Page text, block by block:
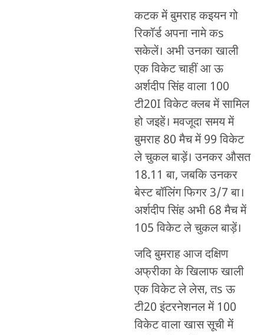
कटक में बुमराह कइयन गो
रिकॉर्ड अपना नामे कs
सकेलें। अभी उनका खाली
एक विकेट चाहीं आ ऊ
अर्शदीप सिंह वाला 100
टी20I विकेट क्लब में सामिल
हो जइहें। मवजूदा समय में
बुमराह 80 मैच में 99 विकेट
ले चुकल बाड़ें। उनकर औसत
18.11 बा, जबकि उनकर
बेस्ट बॉलिंग फिगर 3/7 बा।
अर्शदीप सिंह अभी 68 मैच में
105 विकेट ले चुकल बाड़ें।
जदि बुमराह आज दक्षिण
अफ्रीका के खिलाफ खाली
एक विकेट ले लेस, तs ऊ
टी20 इंटरनेशनल में 100
विकेट वाला खास सूची में